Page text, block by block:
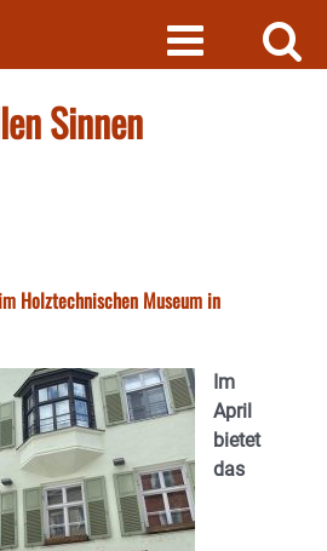
Sinnen
Holztechnischen Museum in
Im
April
bietet
das